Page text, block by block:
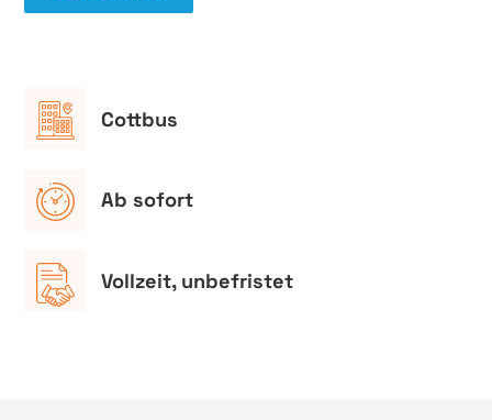
Cottbus
Ab sofort
Vollzeit, unbefristet